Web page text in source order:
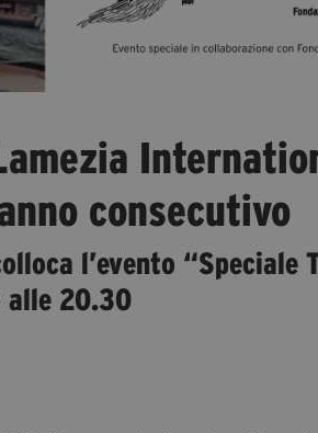
consecutivo
l’evento “Speciale
alle 20.30